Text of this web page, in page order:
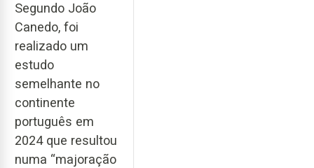
Segundo João
Canedo, foi
realizado um
estudo
semelhante no
continente
português em
2024 que resultou
numa “majoração